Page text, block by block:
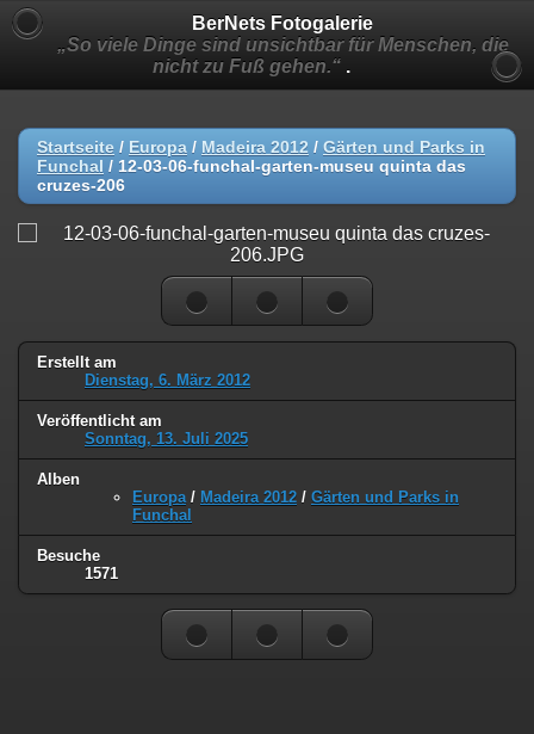
BerNets Fotogalerie
„So viele Dinge sind unsichtbar für Menschen, die
nicht zu Fuß gehen.“ .
Startseite / Europa / Madeira 2012 / Gärten und Parks in
Funchal / 12-03-06-funchal-garten-museu quinta das
cruzes-206
Erstellt am
Dienstag, 6. März 2012
Veröffentlicht am
Sonntag, 13. Juli 2025
Alben
Europa / Madeira 2012 / Gärten und Parks in
Funchal
Besuche
1571